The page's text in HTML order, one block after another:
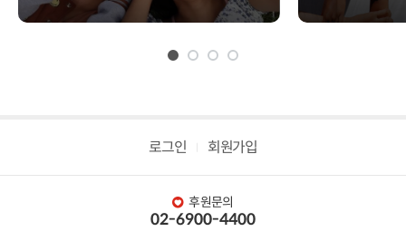
날을 위해
로그인 회원가입
후원문의
02-6900-4400